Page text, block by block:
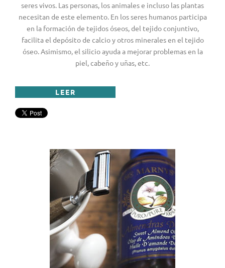
seres vivos. Las personas, los animales e incluso las plantas
necesitan de este elemento. En los seres humanos participa
en la formación de tejidos óseos, del tejido conjuntivo,
facilita el depósito de calcio y otros minerales en el tejido
óseo. Asimismo, el silicio ayuda a mejorar problemas en la
piel, cabeño y uñas, etc.
LEER